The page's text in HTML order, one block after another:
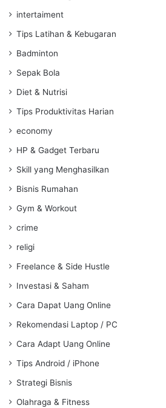
intertaiment
Tips Latihan & Kebugaran
Badminton
Sepak Bola
Diet & Nutrisi
Tips Produktivitas Harian
economy
HP & Gadget Terbaru
Skill yang Menghasilkan
Bisnis Rumahan
Gym & Workout
crime
religi
Freelance & Side Hustle
Investasi & Saham
Cara Dapat Uang Online
Rekomendasi Laptop / PC
Cara Adapt Uang Online
Tips Android / iPhone
Strategi Bisnis
Olahraga & Fitness